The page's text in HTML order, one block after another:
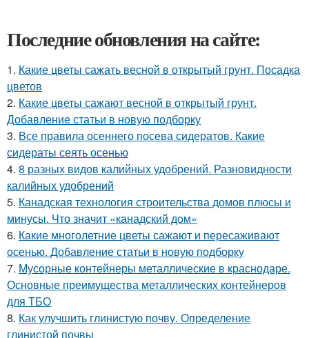
Последние обновления на сайте:
1. Какие цветы сажать весной в открытый грунт. Посадка
цветов
2. Какие цветы сажают весной в открытый грунт.
Добавление статьи в новую подборку
3. Все правила осеннего посева сидератов. Какие
сидераты сеять осенью
4. 8 разных видов калийных удобрений. Разновидности
калийных удобрений
5. Канадская технология строительства домов плюсы и
минусы. Что значит «канадский дом»
6. Какие многолетние цветы сажают и пересаживают
осенью. Добавление статьи в новую подборку
7. Мусорные контейнеры металлические в краснодаре.
Основные преимущества металлических контейнеров
для ТБО
8. Как улучшить глинистую почву. Определение
глинистой почвы